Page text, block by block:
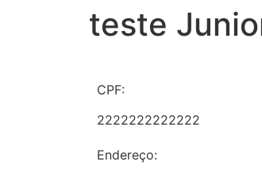
teste
CPF:
2222222222222
Endereço: